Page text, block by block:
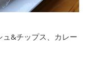
ュ&チップス、カレー